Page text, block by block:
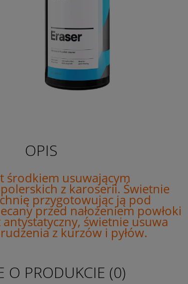
OPIS
środkiem usuwającym
z karoserii. Świetnie
przygotowując ją pod
przed nałożeniem powłoki
świetnie usuwa
z kurzów i pyłów.
O PRODUKCIE (0)